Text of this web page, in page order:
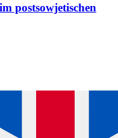
postsowjetischen